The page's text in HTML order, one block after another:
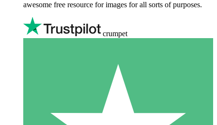
awesome free resource for images for all sorts of purposes.
crumpet